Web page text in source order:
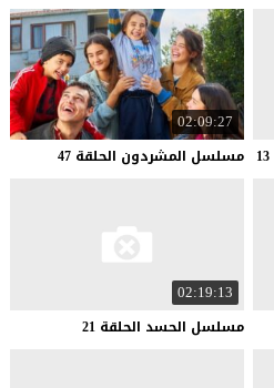
13
02:09:27
مسلسل المشردون الحلقة 47
02:19:13
مسلسل الحسد الحلقة 21